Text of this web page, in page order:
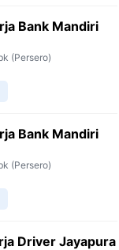
Bank Mandiri
(Persero)
Bank Mandiri
(Persero)
Driver Jayapura